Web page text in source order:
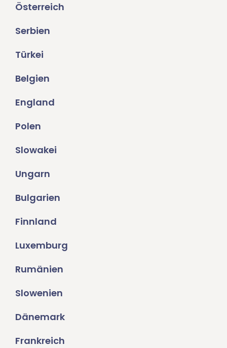
Österreich
Serbien
Türkei
Belgien
England
Polen
Slowakei
Ungarn
Bulgarien
Finnland
Luxemburg
Rumänien
Slowenien
Dänemark
Frankreich